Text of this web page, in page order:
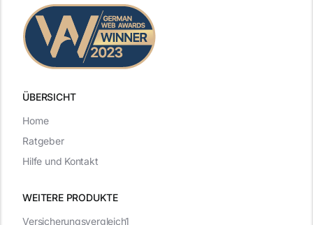
ÜBERSICHT
WEITERE PRODUKTE
Versicherungsvergleich1
Home
Ratgeber
Hilfe und Kontakt